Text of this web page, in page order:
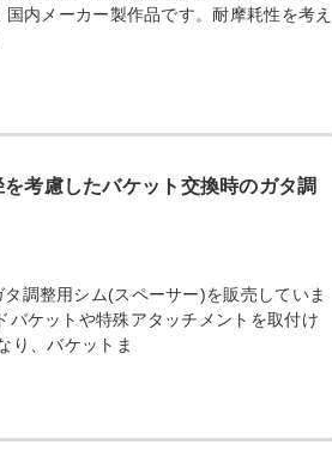
内メーカー製作品です。耐摩耗性を考え
考慮したバケット交換時のガタ調
調整用シム(スペーサー)を販売していま
バケットや特殊アタッチメントを取付け
り、バケットま